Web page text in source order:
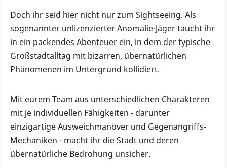
Doch ihr seid hier nicht nur zum Sightseeing. Als
sogenannter unlizenzierter Anomalie-Jäger taucht ihr
in ein packendes Abenteuer ein, in dem der typische
Großstadtalltag mit bizarren, übernatürlichen
Phänomenen im Untergrund kollidiert.
Mit eurem Team aus unterschiedlichen Charakteren
mit je individuellen Fähigkeiten - darunter
einzigartige Ausweichmanöver und Gegenangriffs-
Mechaniken - macht ihr die Stadt und deren
übernatürliche Bedrohung unsicher.